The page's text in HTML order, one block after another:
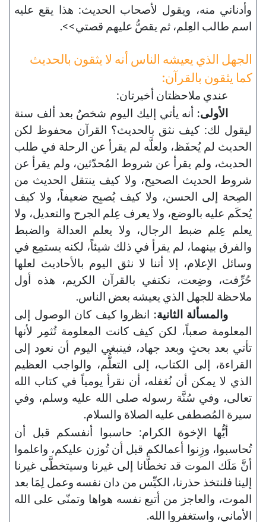
وأدناني منه، ويقول لأصحاب الحديث: هذا يقع عليه
اسم طالب العِلم، ثم يقصُّ عليهم قصتي>>.
الجهل الذي يعيشه الناس أنه لا يثقون بالحديث
كما يثقون بالقرآن:
عندي ملاحظتان أخيرتان:
الأولى: أنه يأتي إليك اليوم شخصٌ بعد ألف سنة
ليقول لك: كيف نثق بالحديث؟ القرآن محفوظ لكن
الحديث لم يُحفَظ، ولعلَّه لم يقرأ عن الرحلة في طلب
الحديث، ولم يقرأ عن شروط المُحدّثين، ولم يقرأ عن
شروط الحديث الصحيح، ولا كيف ينتقل الحديث من
الصِحة إلى الحسن، ولا كيف يُصبِح ضعيفاً، ولا كيف
يُحكَم عليه بالوضع، ولا يعرف عِلم الجرح والتعديل، ولا
يعلم عِلم ضبط الرجال، ولا يعلم العدالة والضبط
والفرق بينهما، لم يقرأ في ذلك شيئاً، لكنه يستمِع في
وسائل الإعلام، إلا أننا لا نثق اليوم بالأحاديث لعلها
حُرِّفت، وضِعت، نكتفي بالقرآن الكريم، هذه أول
ملاحظة للجهل الذي يعيشه بعض الناس.
والمسألة الثانية: انظروا كيف كان الوصول إلى
المعلومة صعباً، لكن كيف كانت المعلومة تُثمِر لأنها
تأتي بعد بحثٍ وبعد جهاد، فينبغي اليوم أن نعود إلى
القراءة، إلى الكتاب، إلى التعلُّم، والواجب العظيم
الذي لا يمكن أن نُغفله، أن نقرأ يومياً في كتاب الله
تعالى، وفي سُنَّة رسوله صلى الله عليه وسلم، وفي
سيرة المُصطفى عليه الصلاة والسلام.
أيُّها الإخوة الكرام: حاسبوا أنفسكم قبل أن
تُحاسبوا، وزِنوا أعمالكم قبل أن تُوزن عليكم، واعلموا
أنَّ مَلَك الموت قد تخطَّانا إلى غيرنا وسيتخطَّى غيرنا
إلينا فلنتخذ حذرنا، الكيِّس من دان نفسه وعمل لِمَا بعد
الموت، والعاجز من أتبع نفسه هواها وتمنّى على الله
الأماني، واستغفروا الله.